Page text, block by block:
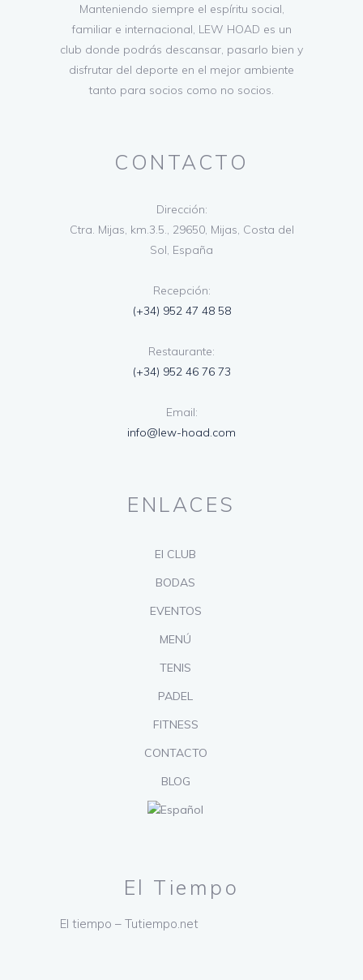
Manteniendo siempre el espíritu social,
familiar e internacional, LEW HOAD es un
club donde podrás descansar, pasarlo bien y
disfrutar del deporte en el mejor ambiente
tanto para socios como no socios.
CONTACTO
Dirección:
Ctra. Mijas, km.3.5., 29650, Mijas, Costa del
Sol, España
Recepción:
(+34) 952 47 48 58
Restaurante:
(+34) 952 46 76 73
Email:
info@lew-hoad.com
ENLACES
El CLUB
BODAS
EVENTOS
MENÚ
TENIS
PADEL
FITNESS
CONTACTO
BLOG
El Tiempo
El tiempo – Tutiempo.net